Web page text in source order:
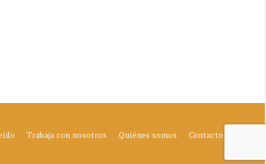
Trabaja con nosotros Quiénes somos Contacto